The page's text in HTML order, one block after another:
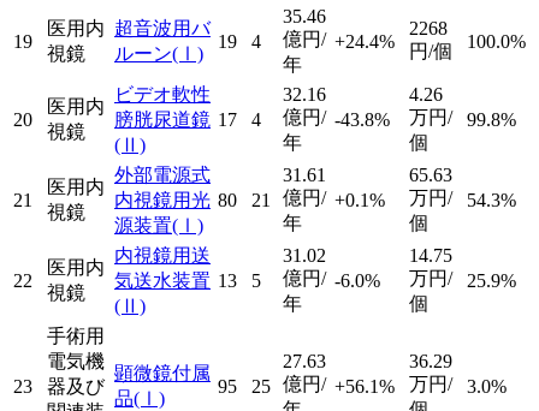
19
医用内
視鏡
超音波用バ
ルーン(Ⅰ)
19 4
35.46
億円/
年
+24.4%
2268
円/個
100.0%
20
医用内
視鏡
ビデオ軟性
膀胱尿道鏡
(Ⅱ)
17 4
32.16
億円/
年
-43.8%
4.26
万円/
個
99.8%
21
医用内
視鏡
外部電源式
内視鏡用光
源装置(Ⅰ)
80 21
31.61
億円/
年
+0.1%
65.63
万円/
個
54.3%
22
医用内
視鏡
内視鏡用送
気送水装置
(Ⅱ)
13 5
31.02
億円/
年
-6.0%
14.75
万円/
個
25.9%
23
手術用
電気機
器及び
顕微鏡付属
品(Ⅰ)
95 25
27.63
億円/ +56.1%
36.29
万円/
3.0%